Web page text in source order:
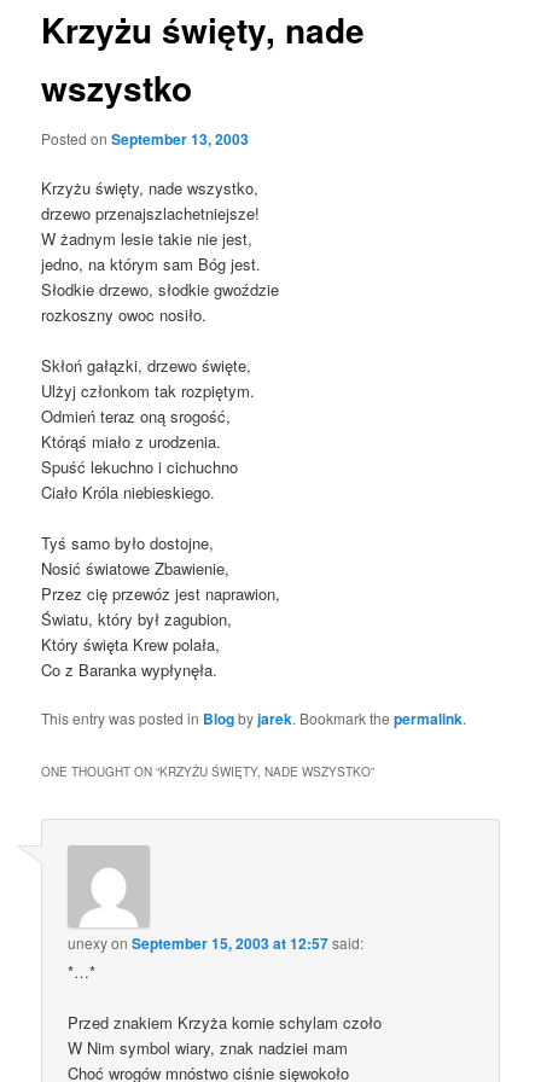
Krzyżu święty, nade
wszystko
Posted onSeptember 13, 2003
Krzyżu święty, nade wszystko,
drzewo przenajszlachetniejsze!
W żadnym lesie takie nie jest,
jedno, na którym sam Bóg jest.
Słodkie drzewo, słodkie gwoździe
rozkoszny owoc nosiło.
Skłoń gałązki, drzewo święte,
Ulżyj członkom tak rozpiętym.
Odmień teraz oną srogość,
Którąś miało z urodzenia.
Spuść lekuchno i cichuchno
Ciało Króla niebieskiego.
Tyś samo było dostojne,
Nosić światowe Zbawienie,
Przez cię przewóz jest naprawion,
Światu, który był zagubion,
Który święta Krew polała,
Co z Baranka wypłynęła.
This entry was posted in Blogbyjarek. Bookmark thepermalink.
ONE THOUGHT ON “KRZYŻU ŚWIĘTY, NADE WSZYSTKO”
unexyonSeptember 15, 2003 at 12:57said:
*…*
Przed znakiem Krzyża kornie schylam czoło
W Nim symbol wiary, znak nadziei mam
Choć wrogów mnóstwo ciśnie sięwokoło